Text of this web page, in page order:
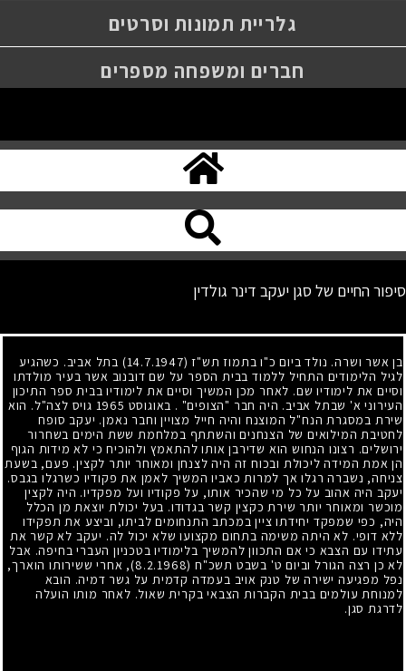
גלריית תמונות וסרטים
חברים ומשפחה מספרים
סיפור החיים של סגן יעקב דינר גולדין
בן אשר ושרה. נולד ביום כ"ו בתמוז תש"ז (14.7.1947)
בתל אביב. כשהגיע
לגיל הלימודים התחיל ללמוד בבית הספר על שם דובנוב אשר בעיר מולדתו
וסיים את לימודיו שם. לאחר מכן המשיך וסיים את לימודיו בבית ספר התיכון
העירוני א' שבתל אביב. היה חבר "הצופים" . באוגוסט 1965 גויס לצה"ל. הוא
שירת במסגרת הנח"ל המוצנח והיה חייל מצויין וחבר נאמן. יעקב סופח
לחטיבת המילואים של הצנחנים והשתתף במלחמת ששת הימים בשחרור
ירושלים. רצונו הנחוש הוא שדירבן אותו להתאמץ ולהוכיח כי לא מידות הגוף
הן אמת המידה ליכולת ובכוח זה היה לצנחן ומאוחר יותר לקצין. פעם, בשעת
צניחה, נשברה רגלו אך למרות כאביו המשיך לאמן את פקודיו כשרגלו בגבס.
יעקב היה אהוב על כל מי שהכיר אותו, על פקודיו ועל מפקדיו. היה לקצין
מוכשר ומאוחר יותר שירת כקצין קשר בגדודו. בעל יכולת יוצאת מן הכלל
היה, כפי שמפקד יחידתו ציין במכתב התנחומים לביתו, וביצע את תפקידו
ללא דופי. לא היתה משימה בתחום מקצועו שלא יכול לה. יעקב לא קשר את
עתידו עם הצבא כי אם התכוון להמשיך בלימודיו בטכניון העברי בחיפה. אבל
לא כן רצה הגורל וביום ט' בשבט תשכ"ח (8.2.1968)
, אחרי ששירותו הוארך,
נפל מפגיעה ישירה של טנק אויב בעמדה קדמית על גשר דמיה. הובא
למנוחת עולמים בבית הקברות הצבאי בקרית שאול. לאחר מותו הועלה
לדרגת סגן.